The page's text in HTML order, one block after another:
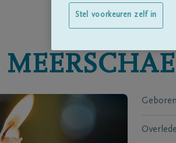
Stel voorkeuren zelf in